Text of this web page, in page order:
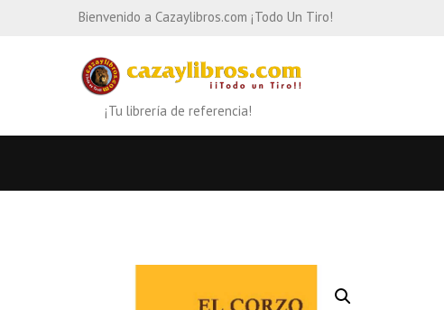
Bienvenido a Cazaylibros.com ¡Todo Un Tiro!
¡Tu librería de referencia!